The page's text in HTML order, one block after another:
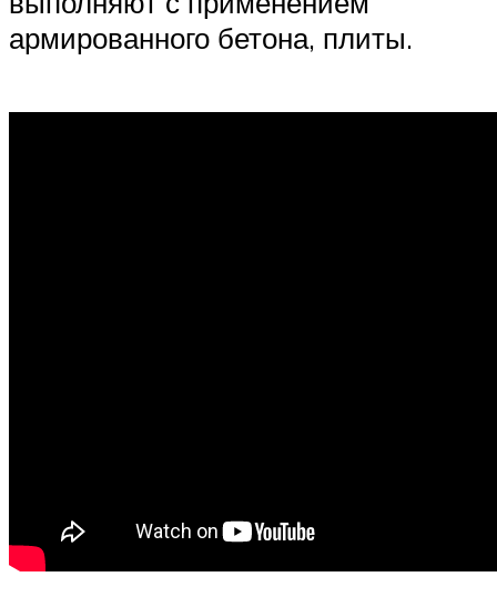
армированного бетона, плиты.